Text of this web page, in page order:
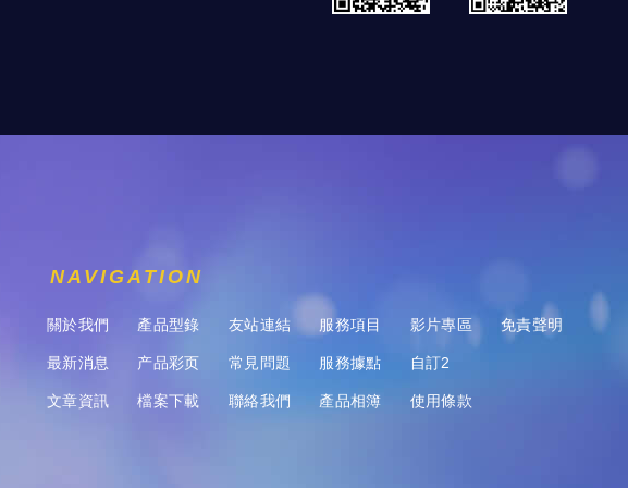
NAVIGATION
關於我們
最新消息
文章資訊
產品型錄
产品彩页
檔案下載
友站連結
常見問題
聯絡我們
服務項目
服務據點
產品相簿
影片專區
自訂2
使用條款
免責聲明